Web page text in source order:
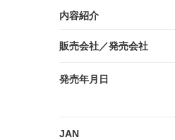
内容紹介
販売会社／発売会社
発売年月日
JAN